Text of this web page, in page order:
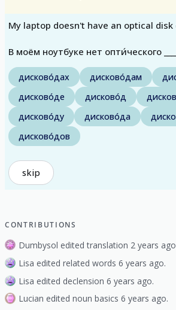
My laptop doesn't have an optical disk
В моём ноутбуке нет опти́ческого
дисково́дах дисково́дам
дисково́де
дисково́д
дисково́ду
дисково́да
дисково́дов
skip
CONTRIBUTIONS
Dumbysol edited translation 2 years
Lisa edited related words 6 years ago.
Lisa edited declension 6 years ago.
Lucian edited noun basics 6 years ago.